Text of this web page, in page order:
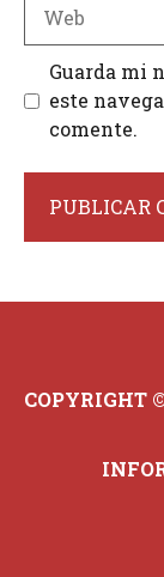
Guarda mi
este
comente.
COPYRIGHT